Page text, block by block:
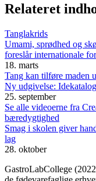
Relateret
Tanglakrids
Umami, sprødhed og
foreslår internationale
18. marts
Tang kan tilføre maden
Ny udgivelse:
25. september
Se alle videoerne fra
bæredygtighed
Smag i skolen giver
lag
28. oktober
GastroLabCollege